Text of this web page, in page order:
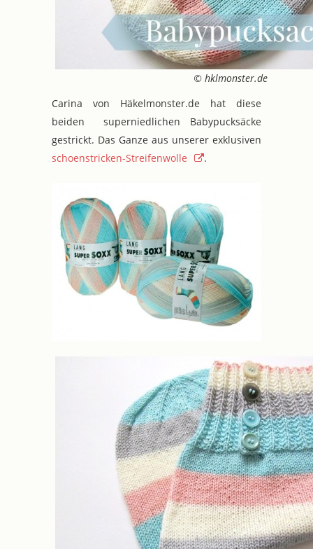
© hklmonster.de
Carina von Häkelmonster.de hat diese
beiden superniedlichen Babypucksäcke
gestrickt. Das Ganze aus unserer exklusiven
schoenstricken-Streifenwolle
.